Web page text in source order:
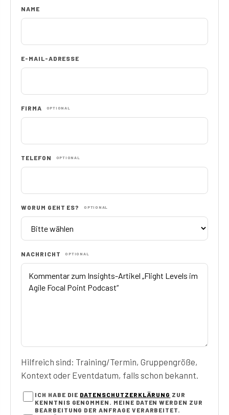
NAME
E-MAIL-ADRESSE
FIRMA OPTIONAL
TELEFON OPTIONAL
WORUM GEHT ES? OPTIONAL
NACHRICHT OPTIONAL
Hilfreich sind: Training/Termin, Gruppengröße,
Kontext oder Eventdatum, falls schon bekannt.
ICH HABE DIE DATENSCHUTZERKLÄRUNG ZUR
KENNTNIS GENOMMEN. MEINE DATEN WERDEN ZUR
BEARBEITUNG DER ANFRAGE VERARBEITET.